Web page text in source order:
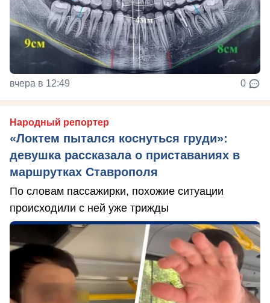
вчера в 12:49 0
Народный репортер
«Локтем пытался коснуться груди»:
девушка рассказала о приставаниях в
маршрутках Ставрополя
По словам пассажирки, похожие ситуации
происходили с ней уже трижды